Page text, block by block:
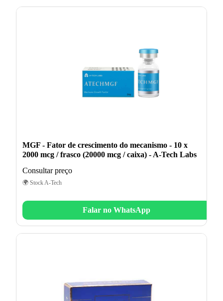
MGF - Fator de crescimento do mecanismo - 10 x
2000 mcg / frasco (20000 mcg / caixa) - A-Tech Labs
Consultar preço
🌍 Stock A-Tech
Falar no WhatsApp